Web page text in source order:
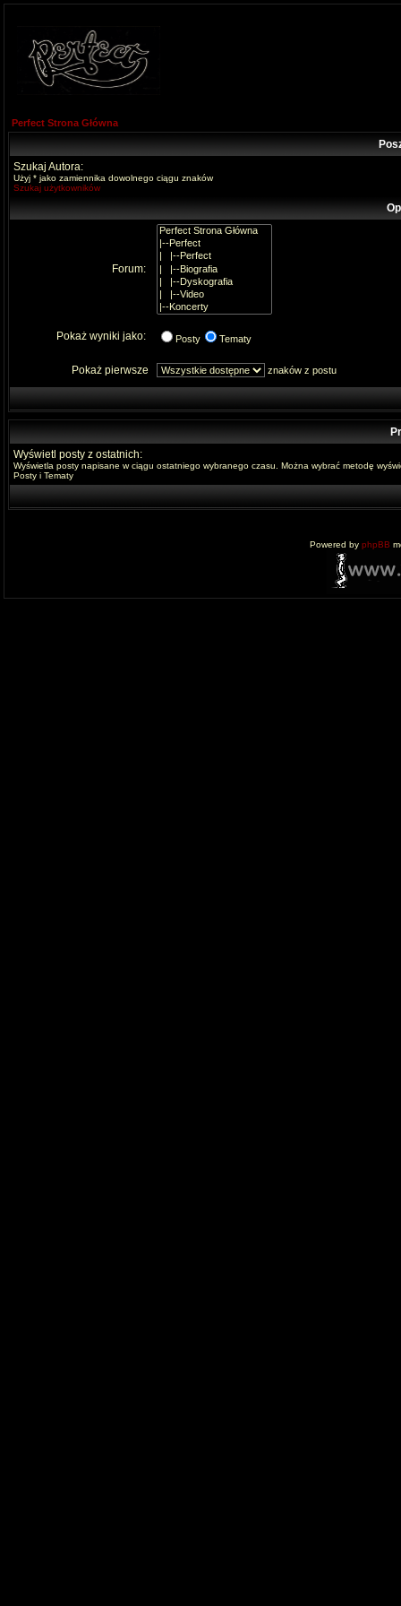
Perfect Strona Główna
Szukaj Autora:
Użyj * jako zamiennika dowolnego ciągu znaków
Szukaj użytkowników
Forum:
Pokaż wyniki jako: Posty Tematy
Pokaż pierwsze znaków z postu
Wyświetl posty z ostatnich:
Wyświetla posty napisane w ciągu ostatniego wybranego czasu. Można wybrać metodę
Posty i Tematy
Powered by phpBB